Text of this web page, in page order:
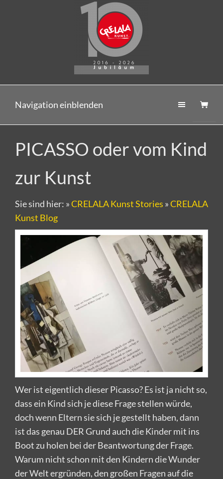
Navigation einblenden
PICASSO oder vom Kind
zur Kunst
Sie sind hier: »CRELALA Kunst Stories »CRELALA
Kunst Blog
Wer ist eigentlich dieser Picasso? Es ist ja nicht so,
dass ein Kind sich je diese Frage stellen würde,
doch wenn Eltern sie sich je gestellt haben, dann
ist das genau DER Grund auch die Kinder mit ins
Boot zu holen bei der Beantwortung der Frage.
Warum nicht schon mit den Kindern die Wunder
der Welt ergründen, den großen Fragen auf die